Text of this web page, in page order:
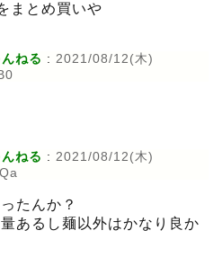
まとめ買いや
ねる : 2021/08/12(木)
ねる : 2021/08/12(木)
たんか？
あるし麺以外はかなり良か